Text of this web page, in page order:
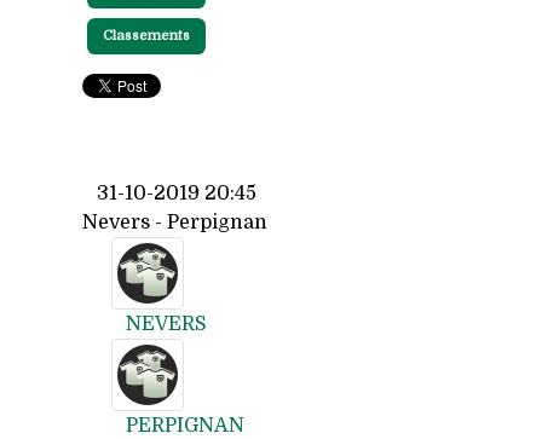
Classements
31-10-2019 20:45
Nevers - Perpignan
NEVERS
PERPIGNAN